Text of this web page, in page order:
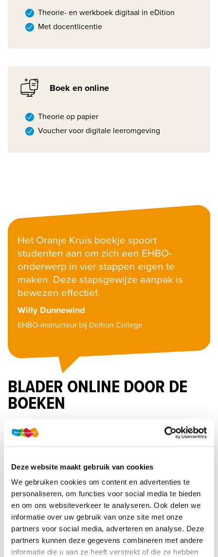
Deze website maakt gebruik van cookies
We gebruiken cookies om content en advertenties te
personaliseren, om functies voor social media te bieden
en om ons websiteverkeer te analyseren. Ook delen we
informatie over uw gebruik van onze site met onze
partners voor social media, adverteren en analyse. Deze
partners kunnen deze gegevens combineren met andere
informatie die u aan ze heeft verstrekt of die ze hebben
Theorie- en werkboek digitaal in eDition
Met docentlicentie
Boek en online
Theorie op papier
Voucher voor digitale leeromgeving
Het Oranje Kruis boekje spoort
studenten aan om zich een EHBO-
onderwerp in vier stappen eigen te
maken. Deze stapsgewijze aanpak is
bewezen effectief.
Willy Dunnewind
EHBO-instructeur bij Deltion College
BLADER ONLINE DOOR DE
BOEKEN
Bekijk de inkijkexemplaren hieronder
Theorieboek Werkboek